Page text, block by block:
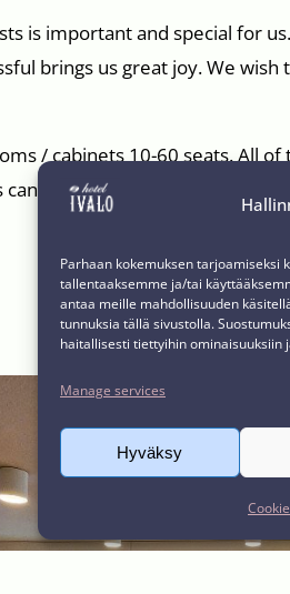
Parhaan kokemuksen tarjoamiseksi
tallentaaksemme ja/tai
antaa meille mahdollisuuden
tunnuksia tällä sivustolla.
haitallisesti tiettyihin ominaisuuksiin
Manage services
Hyväksy
is important and special for
brings us great joy. We wish
/ cabinets 10-60 seats. All
be fulfilled also.